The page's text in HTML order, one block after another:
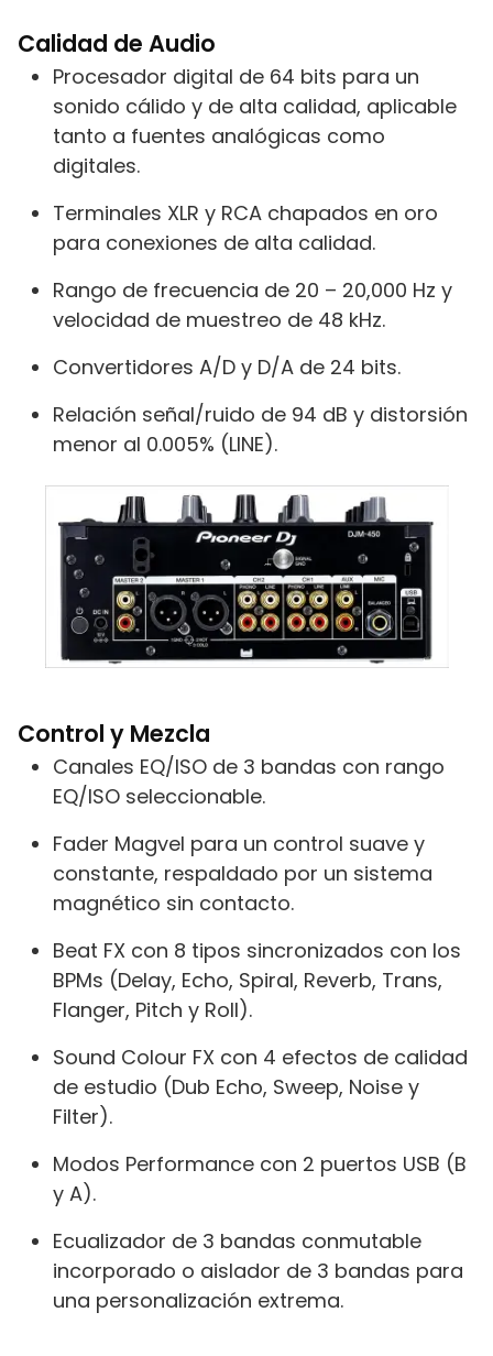
Calidad de Audio
Procesador digital de 64 bits para un
sonido cálido y de alta calidad, aplicable
tanto a fuentes analógicas como
digitales.
Terminales XLR y RCA chapados en oro
para conexiones de alta calidad.
Rango de frecuencia de 20 – 20,000 Hz y
velocidad de muestreo de 48 kHz.
Convertidores A/D y D/A de 24 bits.
Relación señal/ruido de 94 dB y distorsión
menor al 0.005% (LINE).
Control y Mezcla
Canales EQ/ISO de 3 bandas con rango
EQ/ISO seleccionable.
Fader Magvel para un control suave y
constante, respaldado por un sistema
magnético sin contacto.
Beat FX con 8 tipos sincronizados con los
BPMs (Delay, Echo, Spiral, Reverb, Trans,
Flanger, Pitch y Roll).
Sound Colour FX con 4 efectos de calidad
de estudio (Dub Echo, Sweep, Noise y
Filter).
Modos Performance con 2 puertos USB (B
y A).
Ecualizador de 3 bandas conmutable
incorporado o aislador de 3 bandas para
una personalización extrema.